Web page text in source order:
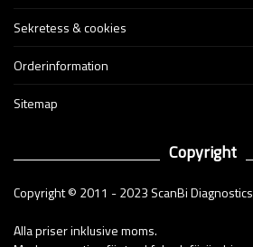
Sekretess & cookies
Orderinformation
Sitemap
Copyright
Copyright © 2011 - 2023 ScanBi Diagnostics
Alla priser inklusive moms.